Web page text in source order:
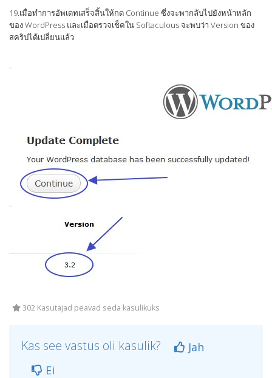
19.เมื่อทำการอัพเดทเสร็จสิ้นให้กด Continue ซึ่งจะพากลับไปยังหน้าหลัก
ของ WordPress และเมื่อตรวจเช็คใน Softaculous จะพบว่า Version ของ
สคริปได้เปลี่ยนแล้ว
302 Kasutajad peavad seda kasulikuks
Kas see vastus oli kasulik?
Jah
Ei